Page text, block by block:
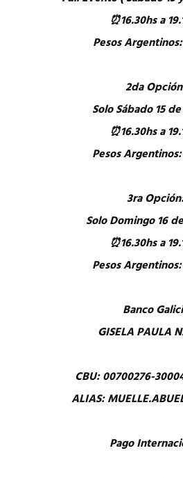
⏰16.30hs a
Pesos
2da
Solo Sábado 15
⏰16.30hs a
Pesos
3ra
Solo Domingo 16
⏰16.30hs a
Pesos
Banco
GISELA PAULA
CBU: 00700276-
ALIAS:
Pago